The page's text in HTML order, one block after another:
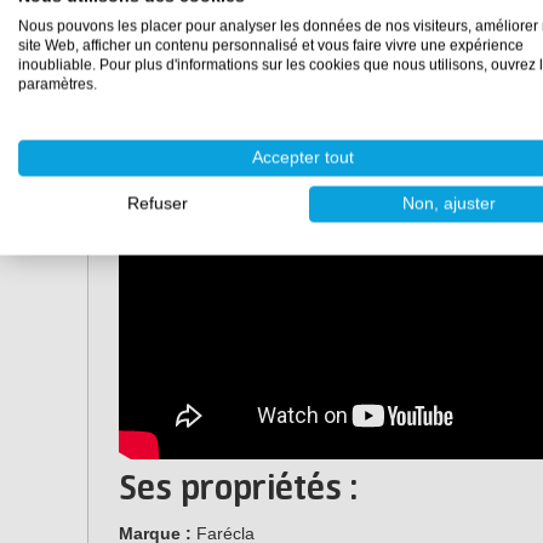
Ses propriétés :
Marque : Farécla
Nous pouvons les placer pour analyser les données de nos visiteurs, améliorer
site Web, afficher un contenu personnalisé et vous faire vivre une expérience
inoubliable. Pour plus d'informations sur les cookies que nous utilisons, ouvrez
paramètres.
Accepter tout
Refuser Non, ajuster